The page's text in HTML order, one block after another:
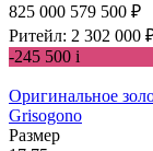
825 000 579 500 ₽
Ритейл: 2 302 000
-245 500 i
Оригинальное
Grisogono
Размер